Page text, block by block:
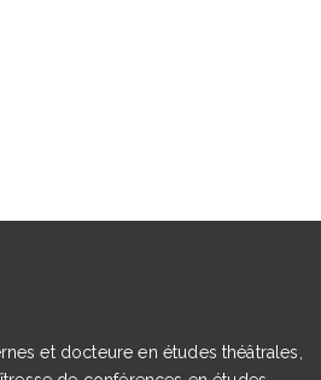
et docteure en études théâtrales,